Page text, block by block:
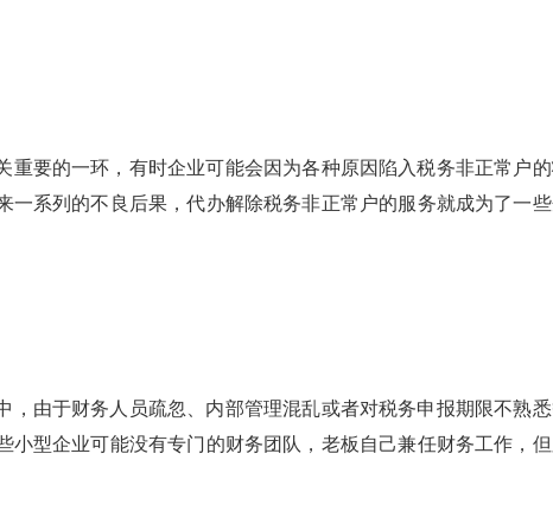
重要的一环，有时企业可能会因为各种原因陷入税务非正常户
一系列的不良后果，代办解除税务非正常户的服务就成为了一
，由于财务人员疏忽、内部管理混乱或者对税务申报期限不熟
小型企业可能没有专门的财务团队，老板自己兼任财务工作，但